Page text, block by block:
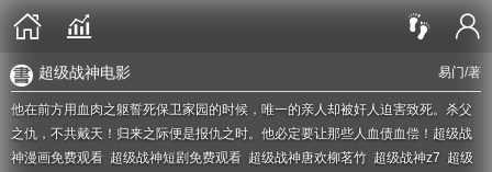
易门/著
超级战神电影
他在前方用血肉之躯誓死保卫家园的时候，唯一的亲人却被奸人迫害致死。杀父
之仇，不共戴天！归来之际便是报仇之时。他必定要让那些人血债血偿！ 超级战
神漫画免费观看 超级战神短剧免费观看 超级战神唐欢柳茗竹 超级战神z7 超级